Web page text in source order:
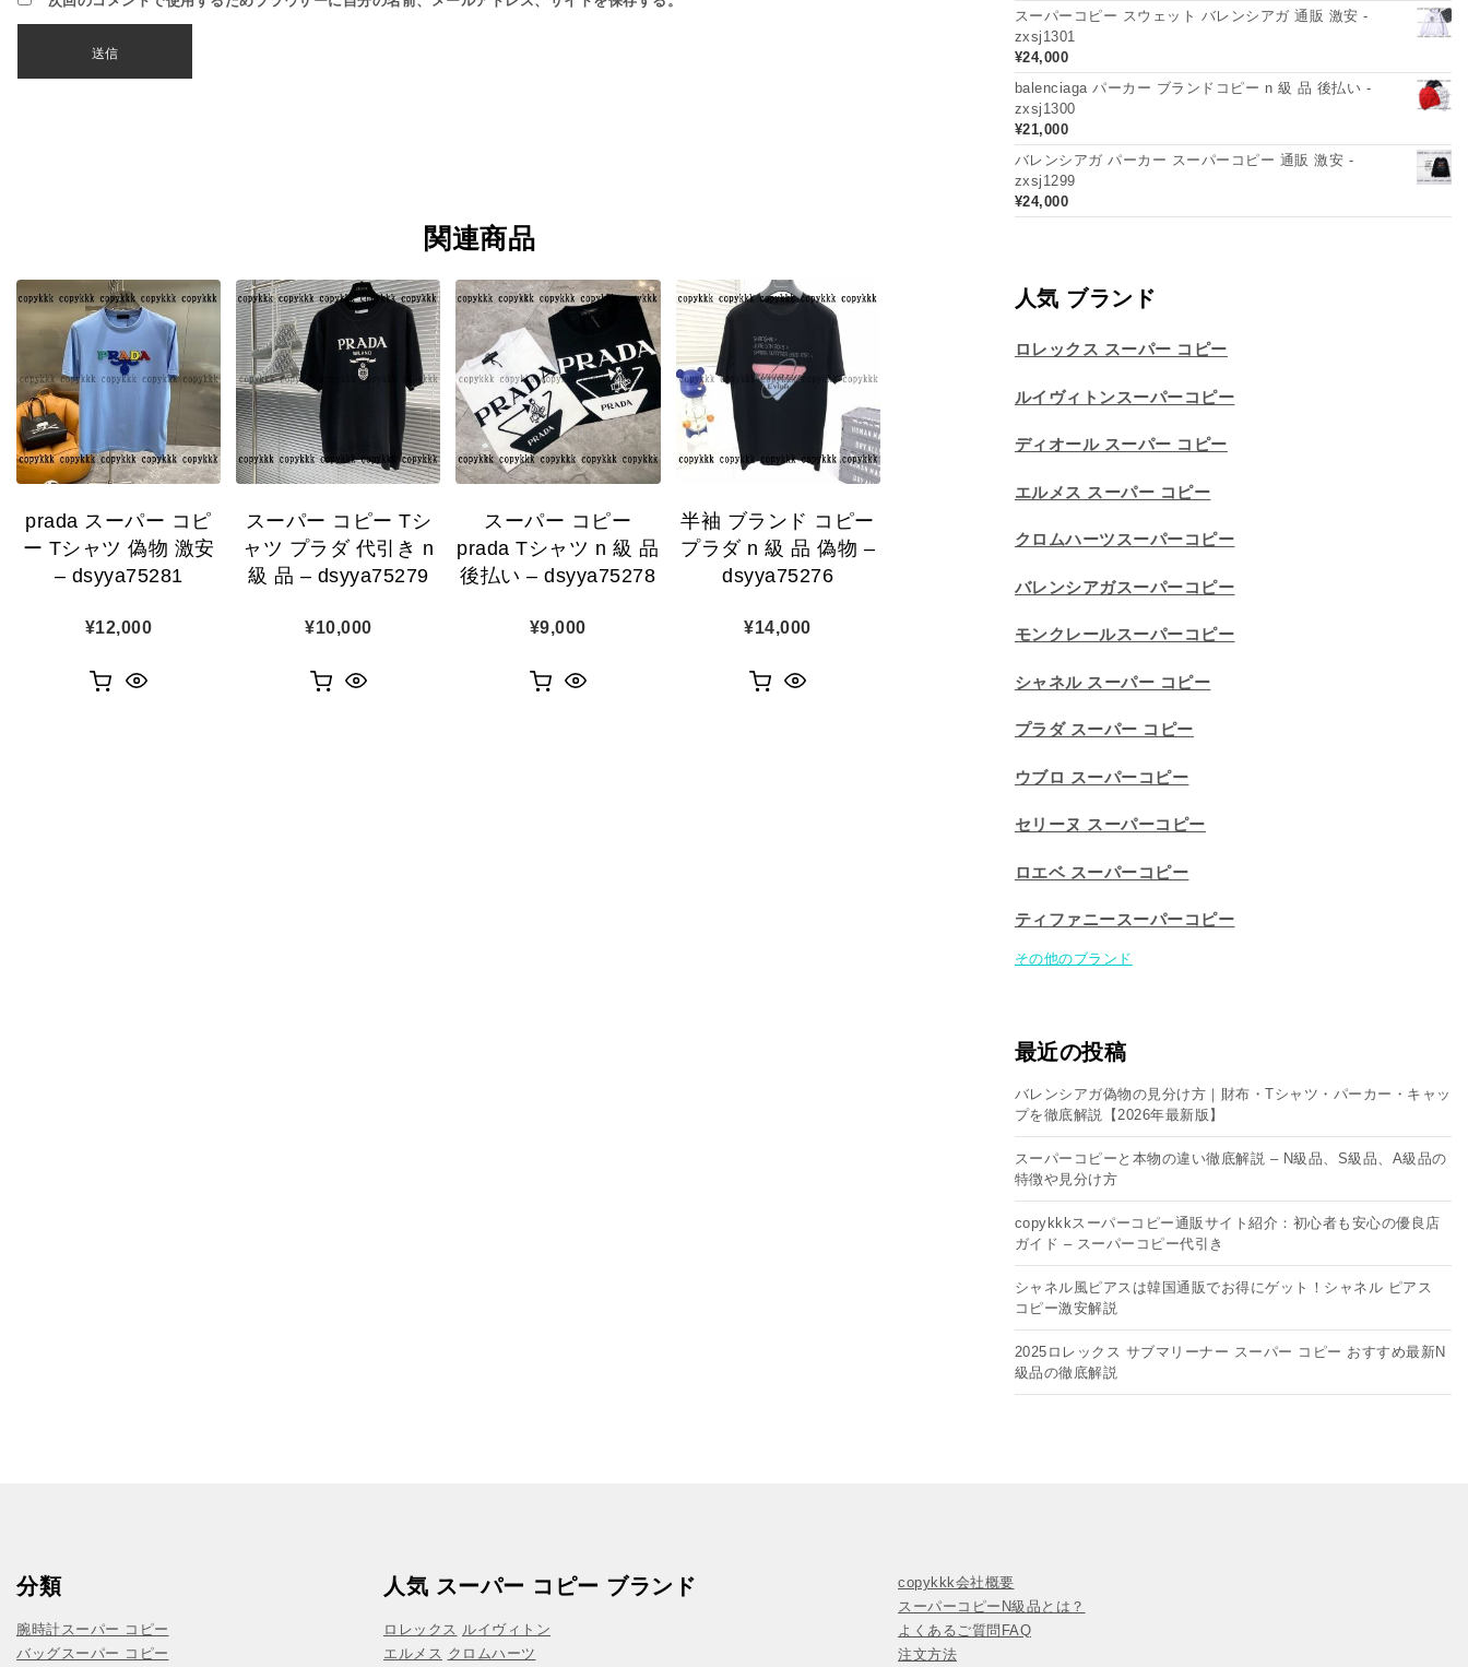
関連商品
prada スーパー コピ
ー Tシャツ 偽物 激安
– dsyya75281
¥12,000
スーパー コピー Tシ
ャツ プラダ 代引き n
級 品 – dsyya75279
¥10,000
スーパー コピー
prada Tシャツ n 級 品
後払い – dsyya75278
¥9,000
半袖 ブランド コピー
プラダ n 級 品 偽物 –
dsyya75276
¥14,000
スーパーコピー スウェット バレンシアガ 通販 激安 -
zxsj1301
¥24,000
balenciaga パーカー ブランドコピー n 級 品 後払い -
zxsj1300
¥21,000
バレンシアガ パーカー スーパーコピー 通販 激安 -
zxsj1299
¥24,000
人気 ブランド
ロレックス スーパー コピー
ルイヴィトンスーパーコピー
ディオール スーパー コピー
エルメス スーパー コピー
クロムハーツスーパーコピー
バレンシアガスーパーコピー
モンクレールスーパーコピー
シャネル スーパー コピー
プラダ スーパー コピー
ウブロ スーパーコピー
セリーヌ スーパーコピー​
ロエベ スーパーコピー
ティファニースーパーコピー
その他のブランド
最近の投稿
バレンシアガ偽物の見分け方｜財布・Tシャツ・パーカー・キャッ
プを徹底解説【2026年最新版】
スーパーコピーと本物の違い徹底解説 – N級品、S級品、A級品の
特徴や見分け方
copykkkスーパーコピー通販サイト紹介：初心者も安心の優良店
ガイド – スーパーコピー代引き
シャネル風ピアスは韓国通販でお得にゲット！シャネル ピアス
コピー​激安解説
2025ロレックス サブマリーナー スーパー コピー おすすめ最新N
級品の徹底解説
分類
腕時計スーパー コピー
バッグスーパー コピー
人気 スーパー コピー ブランド
ロレックス ルイヴィトン
エルメス クロムハーツ
copykkk会社概要
スーパーコピーN級品とは？
よくあるご質問FAQ
注文方法